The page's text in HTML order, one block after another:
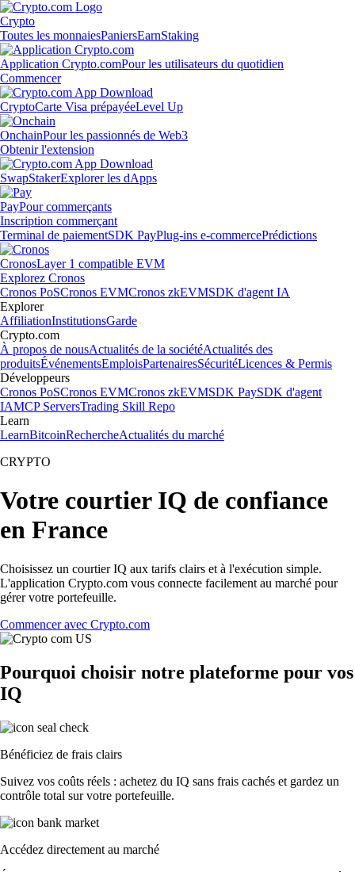
Crypto
Toutes les monnaiesPaniersEarnStaking
Application Crypto.comPour les utilisateurs du quotidien
Commencer
CryptoCarte Visa prépayéeLevel Up
OnchainPour les passionnés de Web3
Obtenir l'extension
SwapStakerExplorer les dApps
PayPour commerçants
Inscription commerçant
Terminal de paiementSDK PayPlug-ins e-commercePrédictions
CronosLayer 1 compatible EVM
Explorez Cronos
Cronos PoSCronos EVMCronos zkEVMSDK d'agent IA
Explorer
AffiliationInstitutionsGarde
Crypto.com
À propos de nousActualités de la sociétéActualités des
produitsÉvénementsEmploisPartenairesSécuritéLicences & Permis
Développeurs
Cronos PoSCronos EVMCronos zkEVMSDK PaySDK d'agent
IAMCP ServersTrading Skill Repo
Learn
LearnBitcoinRechercheActualités du marché
CRYPTO
Votre courtier IQ de confiance
en France
Choisissez un courtier IQ aux tarifs clairs et à l'exécution simple.
L'application Crypto.com vous connecte facilement au marché pour
gérer votre portefeuille.
Commencer avec Crypto.com
Pourquoi choisir notre plateforme pour vos
IQ
Bénéficiez de frais clairs
Suivez vos coûts réels : achetez du IQ sans frais cachés et gardez un
contrôle total sur votre portefeuille.
Accédez directement au marché